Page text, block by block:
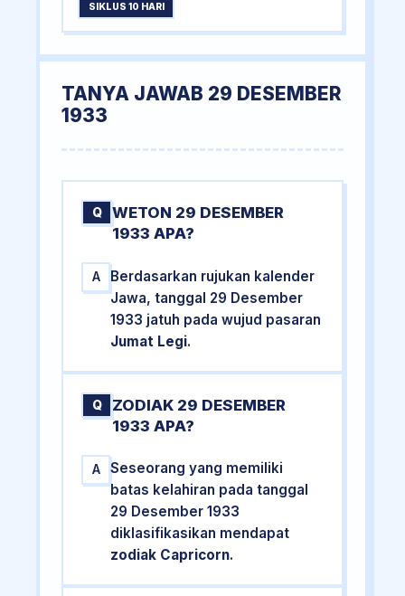
SIKLUS 10 HARI
TANYA JAWAB 29 DESEMBER
1933
Q
WETON 29 DESEMBER
1933 APA?
A
Berdasarkan rujukan kalender
Jawa, tanggal 29 Desember
1933 jatuh pada wujud pasaran
Jumat Legi.
Q
ZODIAK 29 DESEMBER
1933 APA?
A
Seseorang yang memiliki
batas kelahiran pada tanggal
29 Desember 1933
diklasifikasikan mendapat
zodiak Capricorn.